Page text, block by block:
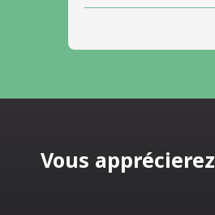
Vous apprécierez